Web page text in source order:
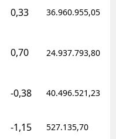
0,33 36.960.955,05
0,70 24.937.793,80
-0,38 40.496.521,23
-1,15 527.135,70